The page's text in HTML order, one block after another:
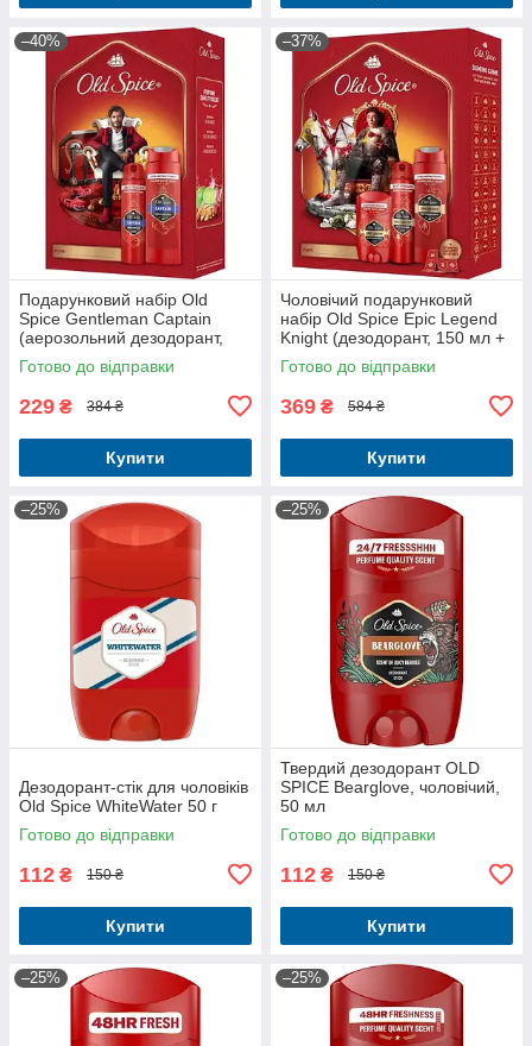
–40%
Подарунковий набір Old
Spice Gentleman Captain
(аерозольний дезодорант,
150 мл + гель для душу та
шампунь, 250 мл)
Готово до відправки
229 ₴ 384 ₴
Купити
–37%
Чоловічий подарунковий
набір Old Spice Epic Legend
Knight (дезодорант, 150 мл +
дезодорант-стік, 50 мл + гель
для душу, 250 мл + г
Готово до відправки
369 ₴ 584 ₴
Купити
–25%
Дезодорант-стік для чоловіків
Old Spice WhiteWater 50 г
Готово до відправки
112 ₴ 150 ₴
Купити
–25%
Твердий дезодорант OLD
SPICE Bearglove, чоловічий,
50 мл
Готово до відправки
112 ₴ 150 ₴
Купити
–25% –25%